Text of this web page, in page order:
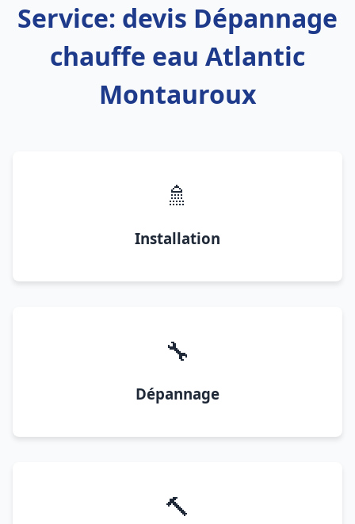
Service: devis Dépannage
chauffe eau Atlantic
Montauroux
🚿
Installation
🔧
Dépannage
🔨